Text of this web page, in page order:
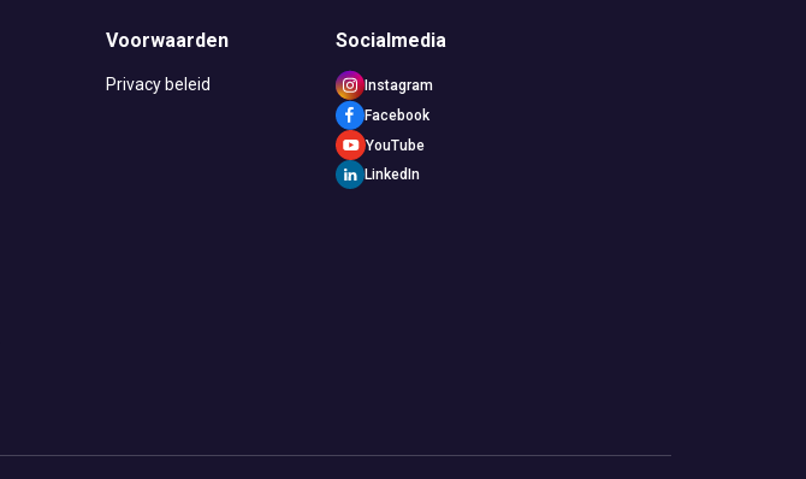
Voorwaarden
Privacy beleid
Socialmedia
Instagram
Facebook
YouTube
LinkedIn